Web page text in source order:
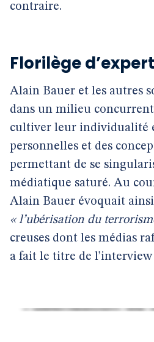
contraire.
Florilège
Alain Bauer et les autres
dans un milieu
cultiver leur individualité
personnelles et des
permettant de se
médiatique saturé. Au
Alain Bauer évoquait
« l’ubérisation du
creuses dont les médias
a fait le titre de l’interview